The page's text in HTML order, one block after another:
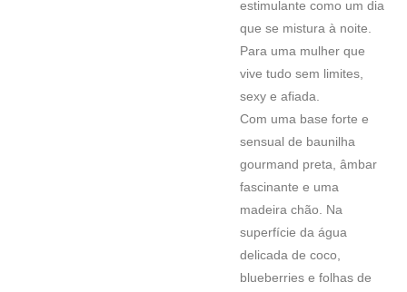
estimulante como um dia
que se mistura à noite.
Para uma mulher que
vive tudo sem limites,
sexy e afiada.
Com uma base forte e
sensual de baunilha
gourmand preta, âmbar
fascinante e uma
madeira chão. Na
superfície da água
delicada de coco,
blueberries e folhas de